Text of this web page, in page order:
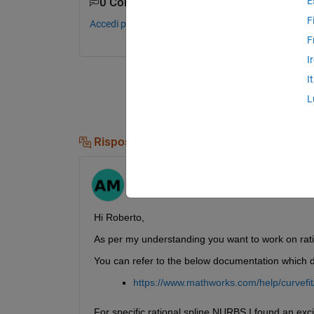
Accedi per commentare.
Risposte (1)
Hi Roberto,
As per my understanding you want to work on
You can refer to the below documentation which
https://www.mathworks.com/help/